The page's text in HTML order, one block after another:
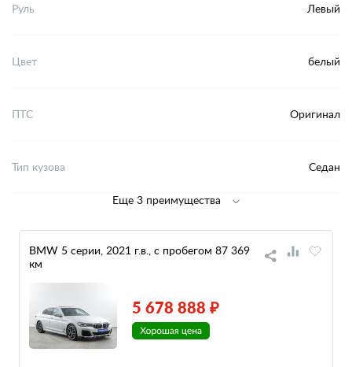
Руль Левый
Цвет белый
ПТС Оригинал
Тип кузова Седан
Еще 3 преимущества
BMW 5 серии, 2021 г.в., с пробегом 87 369
км
5 678 888 ₽